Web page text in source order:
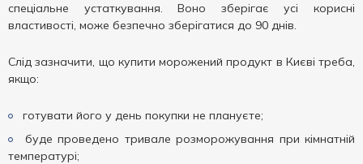
спеціальне устаткування. Воно зберігає усі корисні
властивості, може безпечно зберігатися до 90 днів.
Слід зазначити, що купити морожений продукт в Києві треба,
якщо:
готувати його у день покупки не плануєте;
буде проведено тривале розморожування при кімнатній
температурі;